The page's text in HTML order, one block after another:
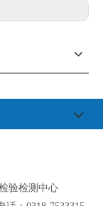
验检测中心